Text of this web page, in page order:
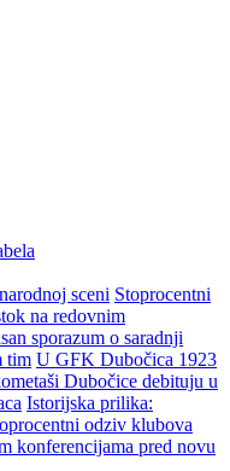
sceni Stoprocentni
na redovnim
sporazum o saradnji
tim U GFK Dubočica 1923
Dubočice debituju u
Istorijska prilika:
odziv klubova
konferencijama pred novu